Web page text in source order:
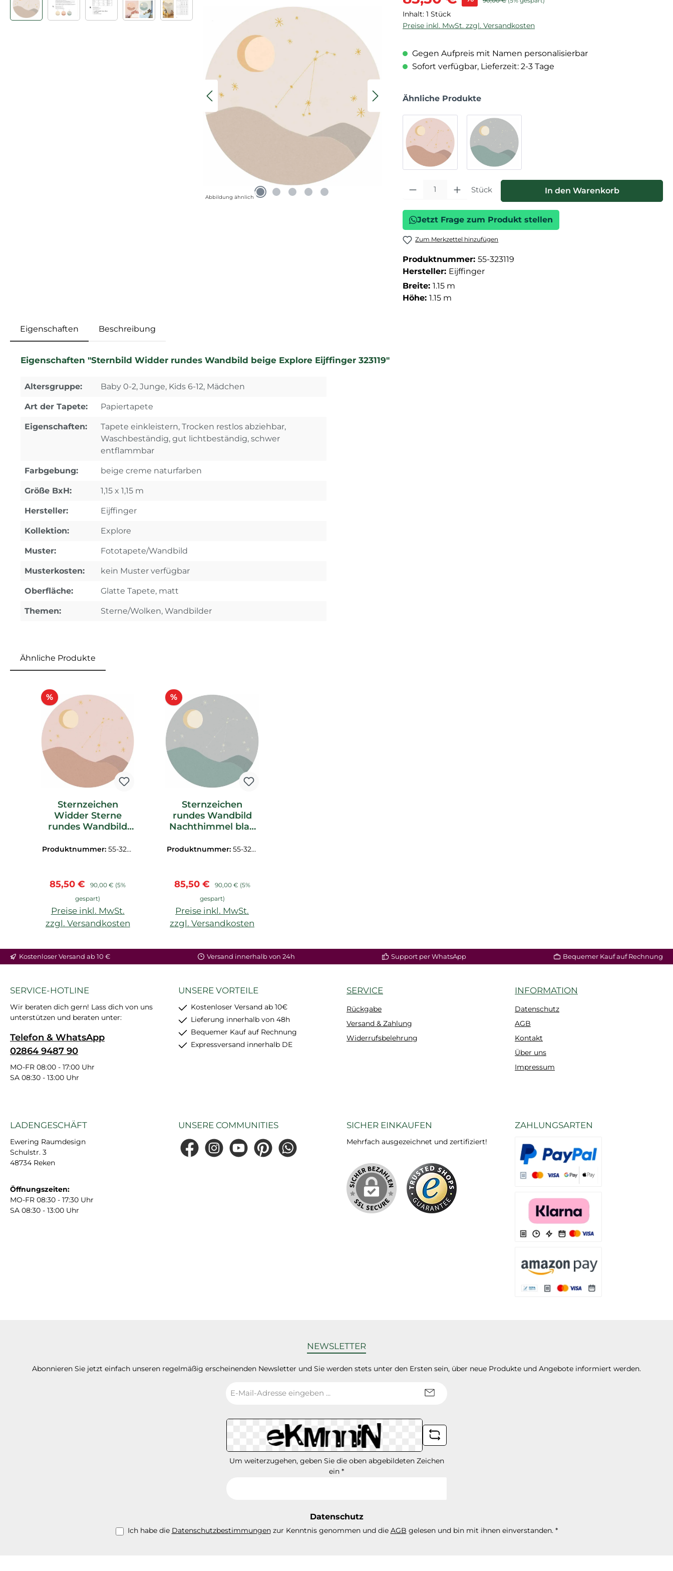
Abbildung ähnlich
Inhalt: 1 Stück
Preise inkl. MwSt. zzgl. Versandkosten
Gegen Aufpreis mit Namen personalisierbar
Sofort verfügbar, Lieferzeit: 2-3 Tage
Ähnliche Produkte
Produkt Anzahl: Gib den gewünschten Wert ein oder benutze die
Stück In den Warenkorb
Jetzt Frage zum Produkt stellen
Zum Merkzettel hinzufügen
Produktnummer: 55-323119
Hersteller: Eijffinger
Breite: 1.15 m
Höhe: 1.15 m
Eigenschaften Beschreibung
Eigenschaften "Sternbild Widder rundes Wandbild beige Explore Eijffinger 323119"
Altersgruppe: Baby 0-2, Junge, Kids 6-12, Mädchen
Art der Tapete: Papiertapete
Eigenschaften:
Tapete einkleistern, Trocken restlos abziehbar,
Waschbeständig, gut lichtbeständig, schwer
entflammbar
Farbgebung: beige creme naturfarben
Größe BxH: 1,15 x 1,15 m
Hersteller: Eijffinger
Kollektion: Explore
Muster: Fototapete/Wandbild
Musterkosten: kein Muster verfügbar
Oberfläche: Glatte Tapete, matt
Themen: Sterne/Wolken, Wandbilder
Ähnliche Produkte
%Rabatt
Sternzeichen
Widder Sterne
rundes Wandbild
Eijffinger 323120
Produktnummer:55-3231
Verkaufspreis:
85,50 € Regulärer Preis:
90,00 € (5%
gespart)
Preise inkl. MwSt.
zzgl. Versandkosten
%Rabatt
Sternzeichen
rundes Wandbild
Nachthimmel blau
323121
Produktnummer: 55-3231
Verkaufspreis:
85,50 € Regulärer Preis:
90,00 € (5%
gespart)
Preise inkl. MwSt.
zzgl. Versandkosten
Kostenloser Versand ab 10 € Versand innerhalb von 24h Support per WhatsApp Bequemer Kauf auf Rechnung
SERVICE-HOTLINE
Wir beraten dich gern! Lass dich von uns
unterstützen und beraten unter:
Telefon & WhatsApp
02864 9487 90
MO-FR 08:00 - 17:00 Uhr
SA 08:30 - 13:00 Uhr
UNSERE VORTEILE
Kostenloser Versand ab 10€
Lieferung innerhalb von 48h
Bequemer Kauf auf Rechnung
Expressversand innerhalb DE
SERVICE
Rückgabe
Versand & Zahlung
Widerrufsbelehrung
INFORMATION
Datenschutz
AGB
Kontakt
Über uns
Impressum
LADENGESCHÄFT
Ewering Raumdesign
Schulstr. 3
48734 Reken
Öffnungszeiten:
MO-FR 08:30 - 17:30 Uhr
SA 08:30 - 13:00 Uhr
UNSERE COMMUNITIES
FacebookInstagramYouTubePinterestWhatsApp
SICHER EINKAUFEN
Mehrfach ausgezeichnet und zertifiziert!
ZAHLUNGSARTEN
NEWSLETTER
Abonnieren Sie jetzt einfach unseren regelmäßig erscheinenden Newsletter und Sie werden stets unter den Ersten sein, über neue Produkte und Angebote informiert werden.
Mail-
*
Um weiterzugehen, geben Sie die oben abgebildeten Zeichen
ein *
Datenschutz
Ich habe die Datenschutzbestimmungenzur Kenntnis genommen und die AGB gelesen und bin mit ihnen einverstanden. *